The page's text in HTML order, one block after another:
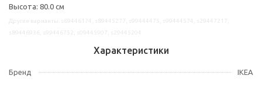
Высота: 80.0 см
Характеристики
Бренд IKEA